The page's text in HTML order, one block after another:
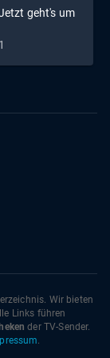
dabei, wie
ist, ob
geht's um
Wir bieten
Links führen
der TV-Sender.
.